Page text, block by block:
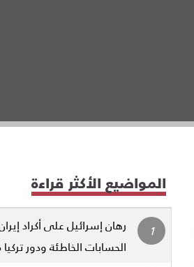
المواضيع الأكثر قراءة
رهان إسرائيل على أكراد
الحسابات الخاطئة ودور